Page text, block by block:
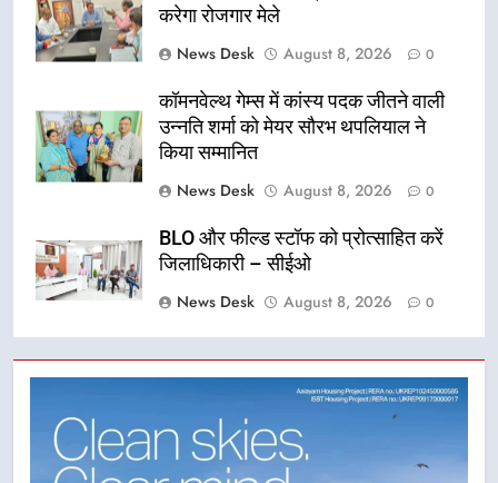
करेगा रोजगार मेले
News Desk
August 8, 2026 0
कॉमनवेल्थ गेम्स में कांस्य पदक जीतने वाली
उन्नति शर्मा को मेयर सौरभ थपलियाल ने
किया सम्मानित
News Desk
August 8, 2026 0
BLO और फील्ड स्टॉफ को प्रोत्साहित करें
जिलाधिकारी – सीईओ
News Desk
August 8, 2026 0